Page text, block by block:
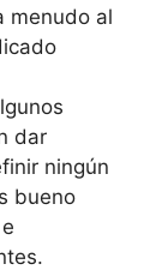
menudo al
dar
ningún
bueno